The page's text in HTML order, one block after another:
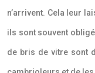
n’arrivent. Cela leur
ils sont souvent
de bris de vitre sont